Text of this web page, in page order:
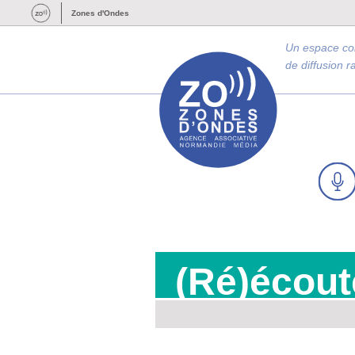
Zones d'Ondes
Un espace
de diffusion